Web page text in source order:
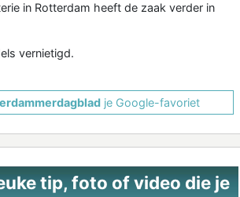
in Rotterdam heeft de zaak verder in
vernietigd.
je Google-favoriet
tip, foto of video die je